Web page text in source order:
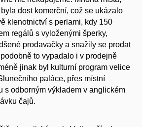
dost komerční, což se ukázalo
klenotnictví s perlami, kdy 150
regálů s vyloženými šperky,
prodavačky a snažily se prodat
to vypadalo i v prodejně
jinak byl kulturní program velice
paláce, přes místní
s odborným výkladem v anglickém
čajů.